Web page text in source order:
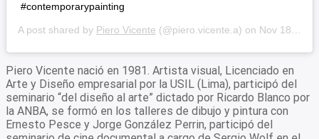
#contemporarypainting
A post shared by Piero Vicente (@piero.vicente.a) on Nov 18, 2019 at 7:13pm PST
Piero Vicente nació en 1981. Artista visual, Licenciado en
Arte y Diseño empresarial por la USIL (Lima), participó del
seminario “del diseño al arte” dictado por Ricardo Blanco por
la ANBA, se formó en los talleres de dibujo y pintura con
Ernesto Pesce y Jorge González Perrin, participó del